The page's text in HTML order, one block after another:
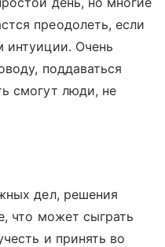
преодолеть, если
интуиции. Очень
поддаваться
смогут люди, не
дел, решения
что может сыграть
и принять во